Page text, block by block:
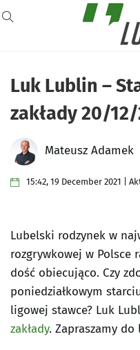
Luk Lublin –
zakłady 20/12/
Mateusz Adamek
15:42, 19 December 2021 |
Lubelski rodzynek w
rozgrywkowej w Polsce
dość obiecująco. Czy
poniedziałkowym
ligowej stawce? Luk
zakłady. Zapraszamy do